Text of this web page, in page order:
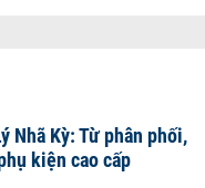
Nhã Kỳ: Từ phân phối,
kiện cao cấp